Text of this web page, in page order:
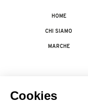
HOME
CHI SIAMO
MARCHE